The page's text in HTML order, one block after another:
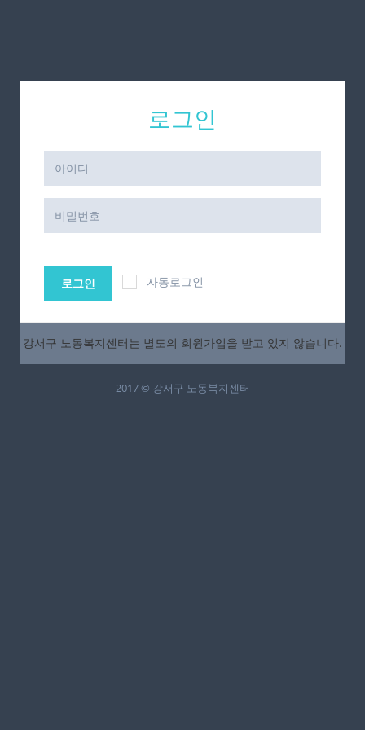
로그인
로그인 자동로그인
강서구 노동복지센터는 별도의 회원가입을 받고 있지 않습니다.
2017 © 강서구 노동복지센터